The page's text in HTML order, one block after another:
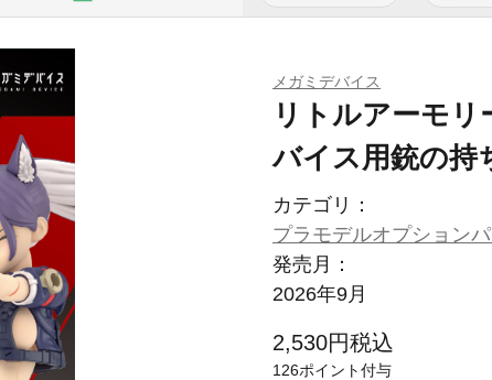
メガミデバイス
リトルアーモ
バイス用銃の持
カテゴリ：
プラモデルオプション
発売月：
2026年9月
2,530円税込
126ポイント付与